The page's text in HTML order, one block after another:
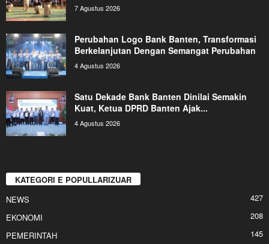
7 Agustus 2026
Perubahan Logo Bank Banten, Transformasi
Berkelanjutan Dengan Semangat Perubahan
4 Agustus 2026
Satu Dekade Bank Banten Dinilai Semakin
Kuat, Ketua DPRD Banten Ajak...
4 Agustus 2026
KATEGORI E POPULLARIZUAR
NEWS
427
EKONOMI
208
PEMERINTAH
145